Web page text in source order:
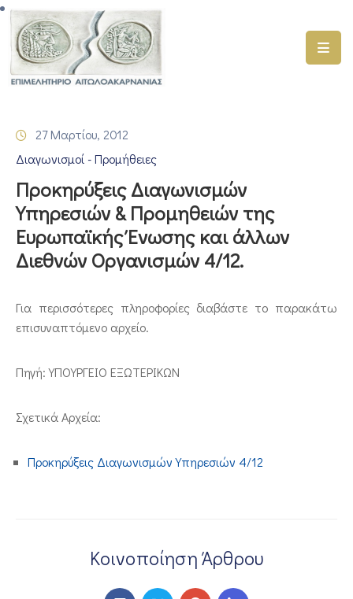
ΑΡΧΙΚΗ
ΓΕΜΗ
–
ΠΡΟΓΡΑΜΜΑΤΑ
ΕΠΙΜΕΛΗΤΗΡΙΟΥ
ΣΥΜΜΕΤΟΧΗ
ΕΤΑΙΡΕΙΕΣ
ΕΠΙΚΟΙΝΩΝΙΑ
27 Μαρτίου, 2012
Διαγωνισμοί - Προμήθειες
Προκηρύξεις Διαγωνισμών
Υπηρεσιών & Προμηθειών της
Ευρωπαϊκής Ένωσης και άλλων
Διεθνών Οργανισμών 4/12.
Για περισσότερες πληροφορίες διαβάστε το παρακάτω
επισυναπτόμενο αρχείο.
Πηγή: ΥΠΟΥΡΓΕΙΟ ΕΞΩΤΕΡΙΚΩΝ
Σχετικά Αρχεία:
Προκηρύξεις Διαγωνισμών Υπηρεσιών 4/12
Κοινοποίηση Άρθρου